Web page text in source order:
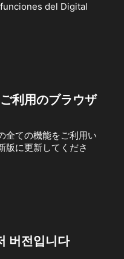
del Digital
利用のブラウザ
全ての機能をご利用い
版に更新してくださ
버전입니다